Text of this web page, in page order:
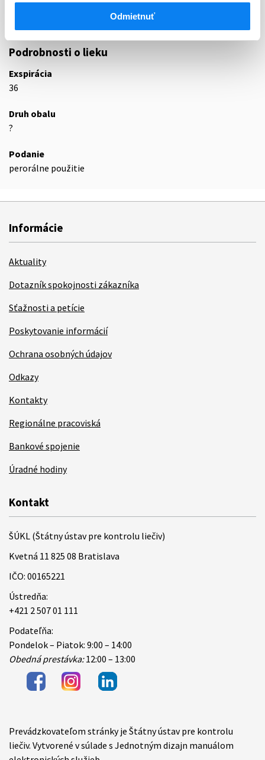
Odmietnuť
C10AA
Inhibítory HMG-CoA-reduktázy
Rosuvastatín
Podrobnosti o lieku
Exspirácia
36
Druh obalu
?
Podanie
perorálne použitie
Informácie
Aktuality
Dotazník spokojnosti zákazníka
Sťažnosti a petície
Poskytovanie informácií
Ochrana osobných údajov
Odkazy
Kontakty
Regionálne pracoviská
Bankové spojenie
Úradné hodiny
Kontakt
ŠÚKL (Štátny ústav pre kontrolu liečiv)
Kvetná 11 825 08 Bratislava
IČO: 00165221
Ústredňa:
+421 2 507 01 111
Podateľňa:
Pondelok – Piatok: 9:00 – 14:00
Obedná prestávka:12:00 – 13:00
Items
Prevádzkovateľom stránky je Štátny ústav pre kontrolu
liečiv. Vytvorené v súlade s Jednotným dizajn manuálom